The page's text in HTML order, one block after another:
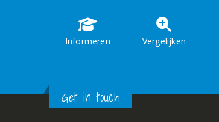
Informeren Vergelijken
Get in touch